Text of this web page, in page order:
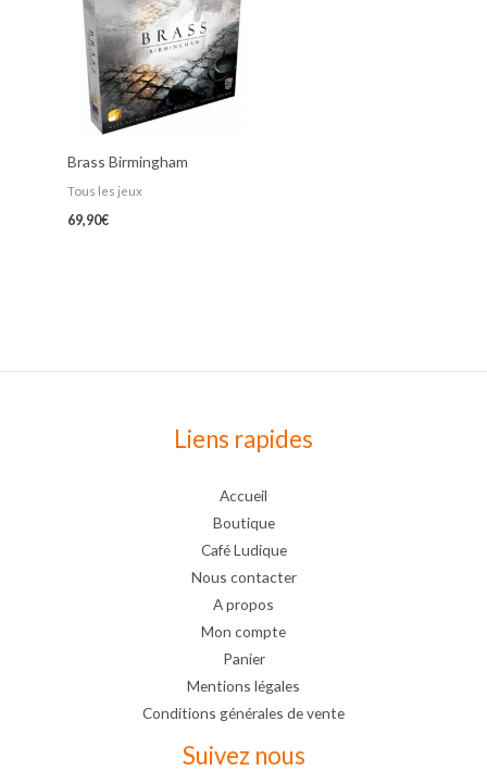
Brass Birmingham
Tous les jeux
69,90€
Liens rapides
Accueil
Boutique
Café Ludique
Nous contacter
A propos
Mon compte
Panier
Mentions légales
Conditions générales de vente
Suivez nous